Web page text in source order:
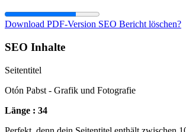
Download PDF-Version SEO Bericht löschen?
SEO Inhalte
Seitentitel
Otón Pabst - Grafik und Fotografie
Länge : 34